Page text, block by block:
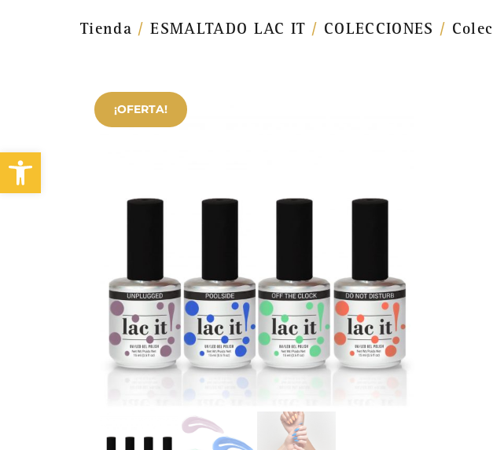
Abrir barra de herramientas
Tienda /ESMALTADO LAC IT / COLECCIONES /
¡OFERTA!